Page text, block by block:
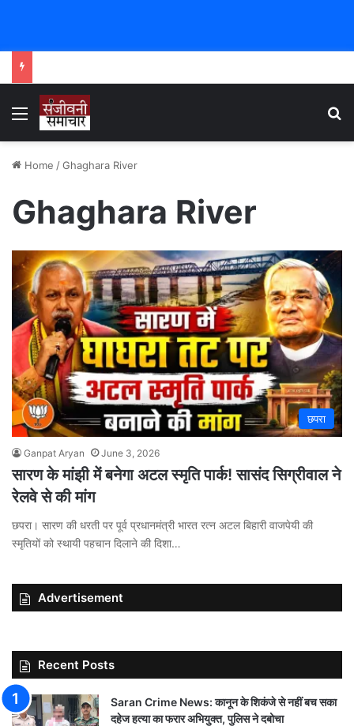
Menu
Home /Ghaghara River
Ghaghara River
छपरा
Ganpat Aryan June 3, 2026
सारण के मांझी में बनेगा अटल स्मृति पार्क! सासंद सिग्रीवाल ने
रेलवे से की मांग
छपरा। सारण की धरती पर पूर्व प्रधानमंत्री भारत रत्न अटल बिहारी वाजपेयी की
स्मृतियों को स्थायी पहचान दिलाने की दिशा…
Advertisement
Recent Posts
Saran Crime News: कानून के शिकंजे से नहीं बच सका
दहेज हत्या का फरार अभियुक्त, पुलिस ने दबोचा